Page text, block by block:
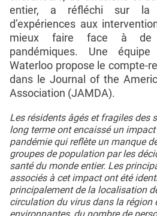
entier, a réfléchi sur la
d’expériences aux
mieux faire face à de
pandémiques. Une
Waterloo propose le compte-
dans le Journal of the
Association (JAMDA).
Les résidents âgés et fragiles des
long terme ont encaissé un
pandémie qui reflète un manque
groupes de population par les
santé du monde entier. Les
associés à cet impact ont été
principalement de la localisation
circulation du virus dans la région
environnantes, du nombre de